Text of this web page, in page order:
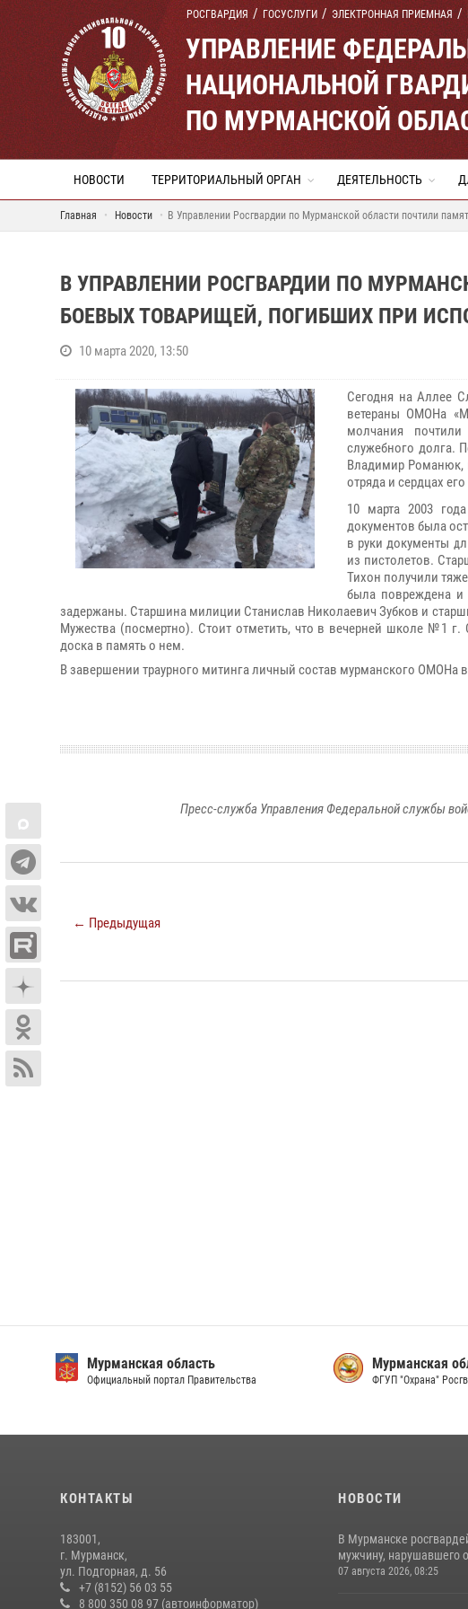
РОСГВАРДИЯ ГОСУСЛУГИ ЭЛЕКТРОННАЯ ПРИЕМНАЯ
УПРАВЛЕНИЕ
НАЦИОНАЛЬНОЙ
ПО МУРМАНСКОЙ
НОВОСТИ ТЕРРИТОРИАЛЬНЫЙ ОРГАН ДЕЯТЕЛЬНОСТЬ
Главная Новости В Управлении Росгвардии по Мурманской области почтили
В УПРАВЛЕНИИ РОСГВАРДИИ ПО
БОЕВЫХ ТОВАРИЩЕЙ, ПОГИБШИХ ПРИ
10 марта 2020, 13:50
Сегодня на Аллее
ветераны ОМОНа
молчания
служебного долга.
Владимир Романюк,
отряда и сердцах
10 марта 2003
документов была
в руки документы
из пистолетов.
Тихон получили
была повреждена и
задержаны. Старшина милиции Станислав Николаевич Зубков и
Мужества (посмертно). Стоит отметить, что в вечерней школе №1 г.
доска в память о нем.
В завершении траурного митинга личный состав мурманского
Пресс-служба Управления Федеральной службы
← Предыдущая
Мурманская область
Официальный портал Правительства
Мурманская
ФГУП "Охрана"
КОНТАКТЫ
183001,
г. Мурманск,
ул. Подгорная, д. 56
+7 (8152) 56 03 55
8 800 350 08 97 (автоинформатор)
НОВОСТИ
В Мурманске
мужчину, нарушавшего
07 августа 2026, 08:25